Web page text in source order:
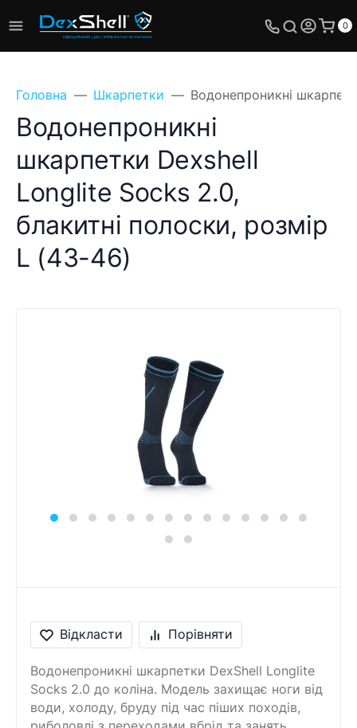
0
Головна Шкарпетки Водонепроникні
Водонепроникні
шкарпетки Dexshell
Longlite Socks 2.0,
блакитні полоски, розмір
L (43-46)
Відкласти Порівняти
Водонепроникні шкарпетки DexShell Longlite
Socks 2.0 до коліна. Модель захищає ноги від
води, холоду, бруду під час піших походів,